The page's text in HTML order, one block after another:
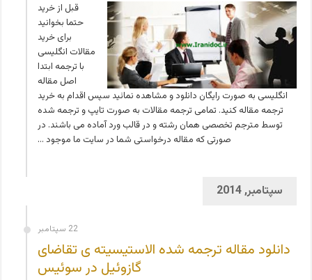
قبل از خرید
حتما بخوانید
برای خرید
مقالات انگلیسی
با ترجمه ابتدا
اصل مقاله
انگلیسی به صورت رایگان دانلود و مشاهده نمائید سپس اقدام به خرید
ترجمه مقاله کنید. تمامی ترجمه مقالات به صورت تایپ و ترجمه شده
توسط مترجم تخصصی همان رشته و در قالب ورد آماده می باشند. در
صورتی که مقاله درخواستی شما در سایت ما موجود …
سپتامبر, 2014
22 سپتامبر
دانلود مقاله ترجمه شده الاستیسیته ی تقاضای
گازوئیل در سوئیس